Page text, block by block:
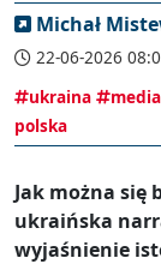
Michał
22-06-2026
ukraina
media
polska
Jak można się
ukraińska
wyjaśnienie